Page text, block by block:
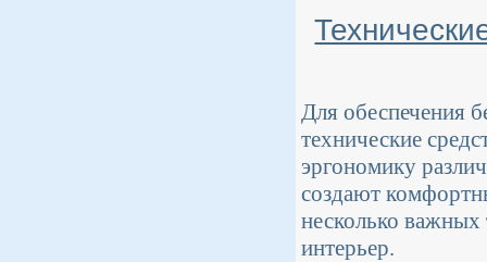
Для обеспечения
технические
эргономику
создают
несколько
интерьер.